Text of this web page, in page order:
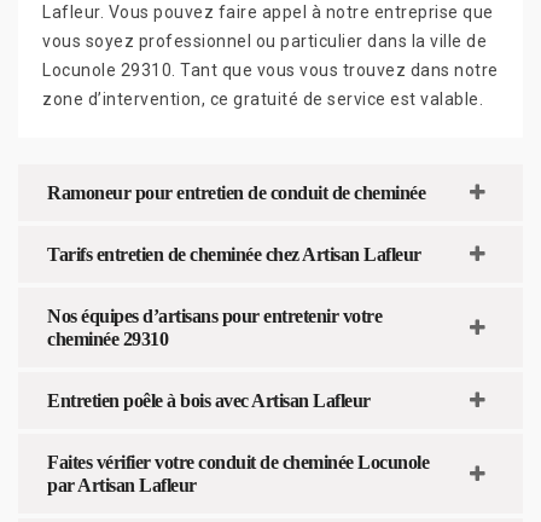
Lafleur. Vous pouvez faire appel à notre entreprise que
vous soyez professionnel ou particulier dans la ville de
Locunole 29310. Tant que vous vous trouvez dans notre
zone d’intervention, ce gratuité de service est valable.
Ramoneur pour entretien de conduit de cheminée
Tarifs entretien de cheminée chez Artisan Lafleur
Nos équipes d’artisans pour entretenir votre
cheminée 29310
Entretien poêle à bois avec Artisan Lafleur
Faites vérifier votre conduit de cheminée Locunole
par Artisan Lafleur